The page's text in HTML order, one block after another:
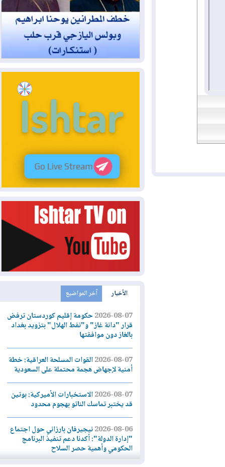
الأخبار آخر المواضيع
2026-08-07حكومة إقليم كوردستان ترفض
قرار "دانة غاز" و"نفط الهلال" بتزويد بغداد
بالغاز دون موافقتها
2026-08-07القوات المسلحة العراقية: خطة
أمنية لإجهاض هجمة محتملة على السعودية
2026-08-07الاستخبارات الأميركية: بوتين
قد يختبر تماسك الناتو بهجوم محدود
2026-08-06نيجيرفان بارزاني حول اجتماع
"إدارة الدولة": أكدنا دعم تنفيذ البرنامج
الحكومي وأهمية حصر السلاح